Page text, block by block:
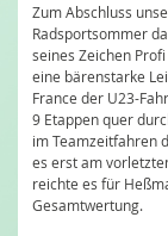
Zum Abschluss
Radsportsommer
seines Zeichen
eine bärenstarke
France der U23-
9 Etappen quer
im Teamzeitfahren
es erst am
reichte es für
Gesamtwertung.